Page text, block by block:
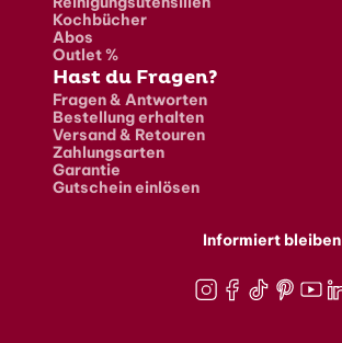
Kochbücher
Abos
Outlet %
Hast du Fragen?
Fragen & Antworten
Bestellung erhalten
Versand & Retouren
Zahlungsarten
Garantie
Gutschein einlösen
Informiert bleiben